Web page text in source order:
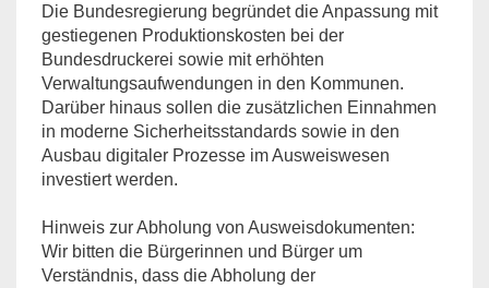
Die Bundesregierung begründet die Anpassung mit
gestiegenen Produktionskosten bei der
Bundesdruckerei sowie mit erhöhten
Verwaltungsaufwendungen in den Kommunen.
Darüber hinaus sollen die zusätzlichen Einnahmen
in moderne Sicherheitsstandards sowie in den
Ausbau digitaler Prozesse im Ausweiswesen
investiert werden.
Hinweis zur Abholung von Ausweisdokumenten:
Wir bitten die Bürgerinnen und Bürger um
Verständnis, dass die Abholung der